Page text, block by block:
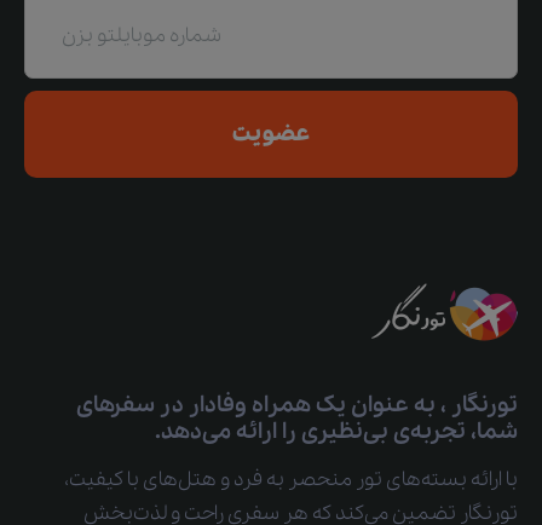
عضویت
تورنگار ، به عنوان یک همراه وفادار در سفرهای
شما، تجربه‌ی بی‌نظیری را ارائه می‌دهد.
با ارائه بسته‌های تور منحصر به فرد و هتل‌های با کیفیت،
تورنگار تضمین می‌کند که هر سفری راحت و لذت‌بخش